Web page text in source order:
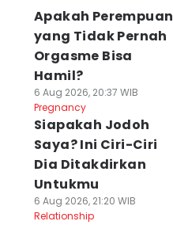
Apakah Perempuan
yang Tidak Pernah
Orgasme Bisa
Hamil?
6 Aug 2026, 20:37 WIB
Pregnancy
Siapakah Jodoh
Saya? Ini Ciri-Ciri
Dia Ditakdirkan
Untukmu
6 Aug 2026, 21:20 WIB
Relationship